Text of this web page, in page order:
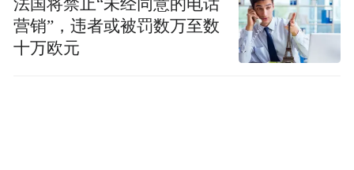
法国将禁止“未经同意的电话
营销”，违者或被罚数万至数
十万欧元